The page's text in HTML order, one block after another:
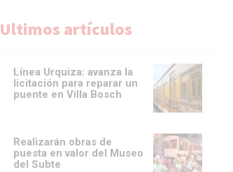
Ultimos artículos
Línea Urquiza: avanza la
licitación para reparar un
puente en Villa Bosch
Realizarán obras de
puesta en valor del Museo
del Subte